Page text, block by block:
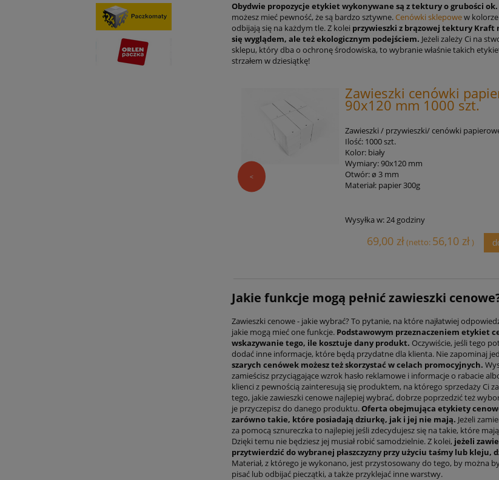
Obydwie propozycje etykiet wykonywane są z tektury o grubości ok.
możesz mieć pewność, że są bardzo sztywne. Cenówki sklepowew
odbijają się na każdym tle. Z kolei przywieszki z brązowej tektury Kraft
się wyglądem, ale też ekologicznym podejściem. Jeżeli zależy Ci na
sklepu, który dba o ochronę środowiska, to wybranie właśnie takich
strzałem w dziesiątkę!
Zawieszki cenówki
90x120 mm 1000 szt.
Zawieszki / przywieszki/ cenówki
Ilość: 1000 szt.
Kolor: biały
Wymiary: 90x120 mm
Otwór: ø 3 mm
Materiał: papier 300g
Wysyłka w:24 godziny
69,00 zł(netto: 56,10 zł)
<
Jakie funkcje mogą pełnić zawieszki
Zawieszki cenowe - jakie wybrać? To pytanie, na które najłatwiej
jakie mogą mieć one funkcje. Podstawowym przeznaczeniem etykiet
wskazywanie tego, ile kosztuje dany produkt. Oczywiście, jeśli tego
dodać inne informacje, które będą przydatne dla klienta. Nie zapominaj
szarych cenówek możesz też skorzystać w celach promocyjnych.
zamieścisz przyciągające wzrok hasło reklamowe i informacje o rabacie
klienci z pewnością zainteresują się produktem, na którego sprzedaży Ci
tego, jakie zawieszki cenowe najlepiej wybrać, dobrze poprzedzić też
je przyczepisz do danego produktu.Oferta obejmująca etykiety
zarówno takie, które posiadają dziurkę, jak i jej nie mają. Jeżeli
za pomocą sznureczka to najlepiej jeśli zdecydujesz się na takie, które
Dzięki temu nie będziesz jej musiał robić samodzielnie. Z kolei, jeżeli
przytwierdzić do wybranej płaszczyzny przy użyciu taśmy lub kleju,
Materiał, z którego je wykonano, jest przystosowany do tego, by można
pisać lub odbijać pieczątki, a także przyklejać inne warstwy.